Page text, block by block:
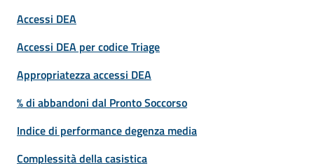
Accessi DEA
Accessi DEA per codice Triage
Appropriatezza accessi DEA
% di abbandoni dal Pronto Soccorso
Indice di performance degenza media
Complessità della casistica